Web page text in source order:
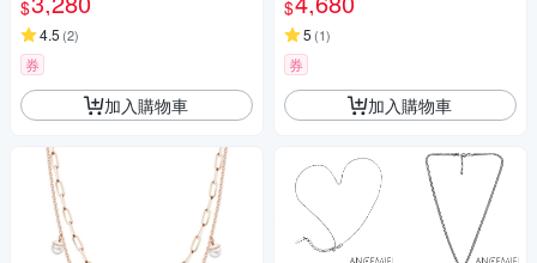
$
4.5 (2)
券
加入購物車
$
5 (1)
券
加入購物車